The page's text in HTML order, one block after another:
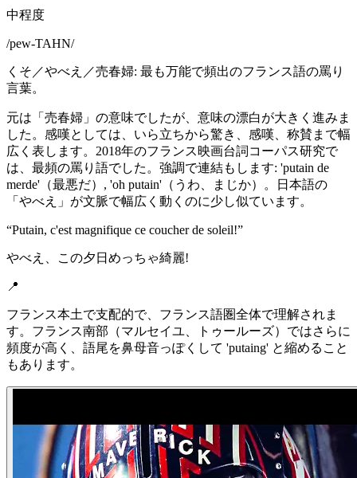
中程度
/pew-TAHN/
くそ／やべえ／売春婦: 最も万能で頻出のフランス語の罵り
言葉。
元は「売春婦」の意味でしたが、意味の漂白が大きく進みま
した。感嘆としては、いら立ちから驚き、感嘆、称賛まで幅
広く表します。2018年のフランス映画台詞コーパス研究で
は、最頻の罵り語でした。強調で連結もします: 'putain de
merde'（最悪だ）, 'oh putain'（うわ、まじか）。日本語の
「やべえ」が文脈で幅広く動くのに少し似ています。
“Putain, c'est magnifique ce coucher de soleil!”
やべえ、この夕日めっちゃ綺麗!
📍
フランス本土で支配的で、フランス語圏全体で理解されま
す。フランス南部（マルセイユ、トゥールーズ）ではさらに
頻度が高く、語尾を鼻母音っぽくして 'putaing' と縮めること
もあります。